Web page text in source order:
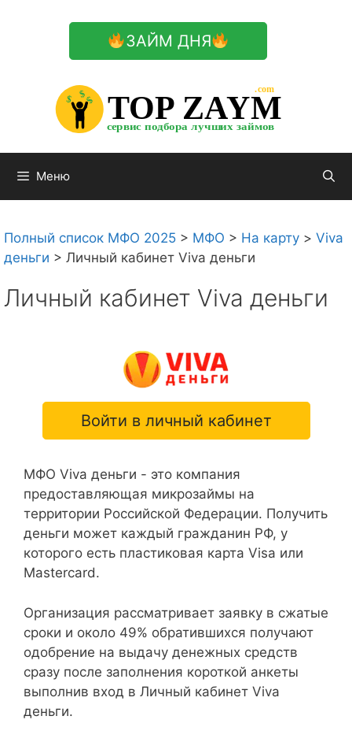
ЗАЙМ ДНЯ
TOP ZAYM
сервис подбора лучших займов
.com
$
$
$
Меню
Полный список МФО 2025 > МФО > На карту > Viva
деньги > Личный кабинет Viva деньги
Личный кабинет Viva деньги
Войти в личный кабинет
МФО Viva деньги - это компания
предоставляющая микрозаймы на
территории Российской Федерации. Получить
деньги может каждый гражданин РФ, у
которого есть пластиковая карта Visa или
Mastercard.
Организация рассматривает заявку в сжатые
сроки и около 49% обратившихся получают
одобрение на выдачу денежных средств
сразу после заполнения короткой анкеты
выполнив вход в Личный кабинет Viva
деньги.